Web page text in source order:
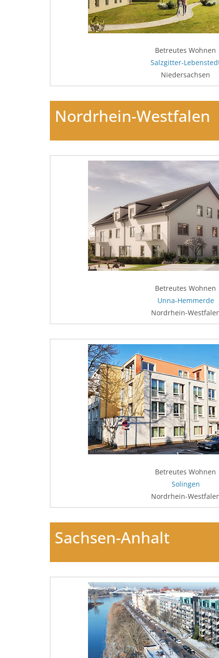
Betreutes Wohnen
Salzgitter-
Niedersachsen
Nordrhein-Westfalen
Betreutes Wohnen
Unna-Hemmerde
Nordrhein-
Betreutes Wohnen
Solingen
Nordrhein-
Sachsen-Anhalt